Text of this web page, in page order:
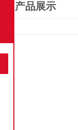
产品展示